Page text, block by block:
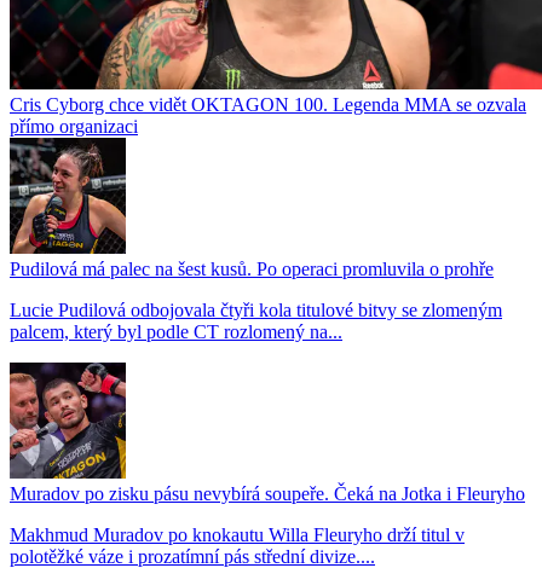
Cris Cyborg chce vidět OKTAGON 100. Legenda MMA se ozvala
přímo organizaci
Pudilová má palec na šest kusů. Po operaci promluvila o prohře
Lucie Pudilová odbojovala čtyři kola titulové bitvy se zlomeným
palcem, který byl podle CT rozlomený na...
Muradov po zisku pásu nevybírá soupeře. Čeká na Jotka i Fleuryho
Makhmud Muradov po knokautu Willa Fleuryho drží titul v
polotěžké váze i prozatímní pás střední divize....